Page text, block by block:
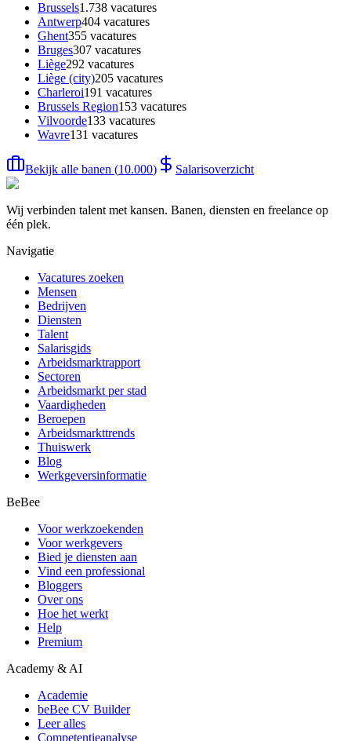
Brussels1.738 vacatures
Antwerp404 vacatures
Ghent355 vacatures
Bruges307 vacatures
Liège292 vacatures
Liège (city)205 vacatures
Charleroi191 vacatures
Brussels Region153 vacatures
Vilvoorde133 vacatures
Wavre131 vacatures
Bekijk alle banen (10.000) Salarisoverzicht
Wij verbinden talent met kansen. Banen, diensten en freelance op
één plek.
Navigatie
Vacatures zoeken
Mensen
Bedrijven
Diensten
Talent
Salarisgids
Arbeidsmarktrapport
Sectoren
Arbeidsmarkt per stad
Vaardigheden
Beroepen
Arbeidsmarkttrends
Thuiswerk
Blog
Werkgeversinformatie
BeBee
Voor werkzoekenden
Voor werkgevers
Bied je diensten aan
Vind een professional
Bloggers
Over ons
Hoe het werkt
Help
Premium
Academy & AI
Academie
beBee CV Builder
Leer alles
Competentieanalyse